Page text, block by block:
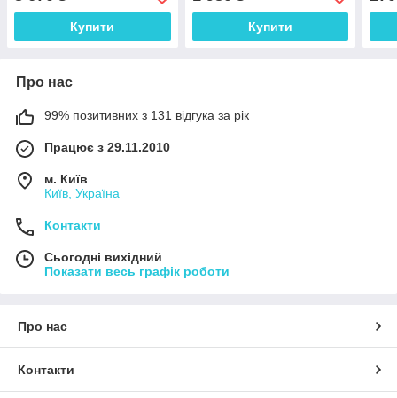
Німеччина
Купити
±3%)
Купити
Про нас
99% позитивних з 131 відгука за рік
Працює з 29.11.2010
м. Київ
Київ, Україна
Контакти
Сьогодні вихідний
Показати весь графік роботи
Про нас
Контакти